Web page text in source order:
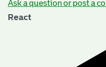
Ask a question or post a
React